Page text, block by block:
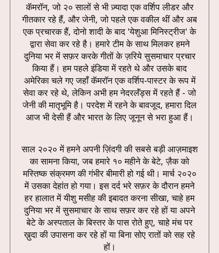
कॅमरॉन, जो २० सालों से भी ज़्यादा एक वर्शिप लीडर और
गीतकार रहे हैं, और जेनी, जो पहले एक वकील थीं और अब
एक प्रचारक हैं, दोनो शादी के बाद 'येशुआ मिनिस्ट्रीज' के
द्वारा सेवा कर रहे है। हमारे टीम के साथ मिलकर हमने
दुनिया भर में सफ़र करके गीतों के ज़रिये सुसमाचार प्रचार
किया हैं। हम पहले इंडिया में रहते थे और उसके बाद
अमेरिका चले गए जहाँ कॅमरॉन एक वर्शिप-पास्टर के रूप में
सेवा कर रहे थे, लेकिन अभी हम नेदरलॅंड्स में रहते हैं - जो
जेनी की मातृभूमि है। परदेश में रहने के बावजूद, हमारा दिल
आज भी देसी हैं और भारत के लिए जूनून से भरा हुआ हैं।
साल २०२० में हमने अपनी ज़िंदगी की सबसे बड़ी आज़माइश
का सामना किया, जब हमारे १० महीने के बेटे, ज़ैक को
मस्तिष्क संक्रमण की गंभीर बीमारी हो गई थी। मार्च २०२०
में उसका देहांत हो गया। इस दर्द भरे सफ़र के दौरान हमने
हर हालात में यीशु मसीह की इबादत करना सीखा, चाहे हम
दुनिया भर में सुसमाचार के साथ सफ़र कर रहे हों या अपने
बेटे के अस्पताल के बिस्तर के पास रोते हुए, चाहे मंच पर
ख़ुदा की उपासना कर रहे हों या बिना सोए रातों को सह रहे
हों।